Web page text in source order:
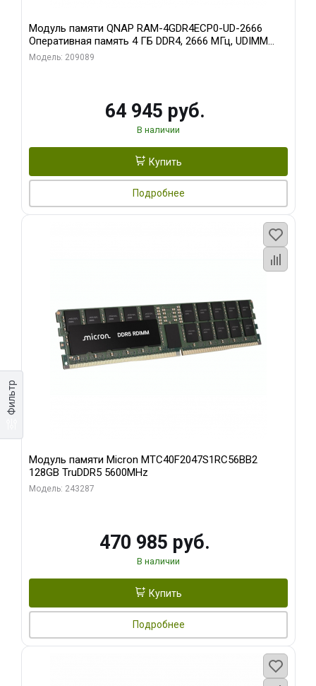
Фильтр
Модуль памяти QNAP RAM-4GDR4ECP0-UD-2666
Оперативная память 4 ГБ DDR4, 2666 МГц, UDIMM
ECC
Модель: 209089
64 945 руб.
В наличии
Купить
Подробнее
Модуль памяти Micron MTC40F2047S1RC56BB2
128GB TruDDR5 5600MHz
Модель: 243287
470 985 руб.
В наличии
Купить
Подробнее